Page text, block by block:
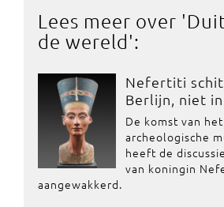
Lees meer over '
de wereld':
Nefertiti
Berlijn, niet
De komst van
archeologische
heeft de
van koningin
aangewakkerd.